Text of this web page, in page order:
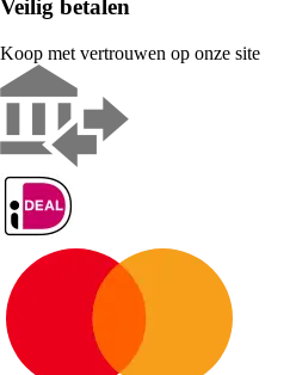
Veilig betalen
Koop met vertrouwen op onze site